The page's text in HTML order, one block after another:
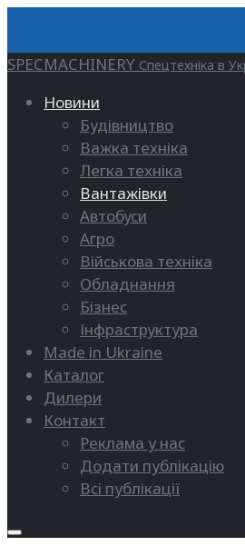
SPECMACHINERY Спецтехніка в
Новини
Будівництво
Важка техніка
Легка техніка
Вантажівки
Автобуси
Агро
Військова техніка
Обладнання
Бізнес
Інфраструктура
Made in Ukraine
Каталог
Дилери
Контакт
Реклама у нас
Додати публікацію
Всі публікації